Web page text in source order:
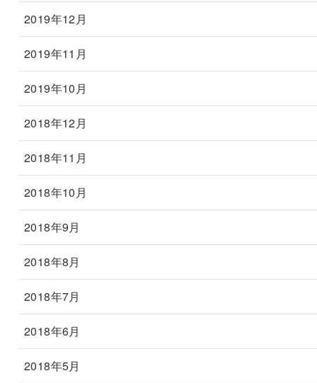
2019年12月
2019年11月
2019年10月
2018年12月
2018年11月
2018年10月
2018年9月
2018年8月
2018年7月
2018年6月
2018年5月